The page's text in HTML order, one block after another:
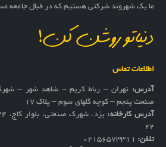
ما یک شهروند شرکتی هستیم که در قبال جامعه
دنیاتو روشن کن!
اطلاعات تماس
آدرس: تهران – رباط کریم – شاهد شهر –
صنعت پنجم – کوچه گلهای سوم – پلاک 17
آدرس کارخانه:
۲۲
تلفن: 02156573311